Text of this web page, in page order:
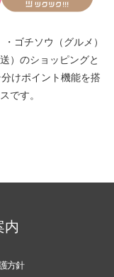
・ ゴチソウ（グルメ）
） のショッピングと
けポイント機能を搭
です。
内
方針